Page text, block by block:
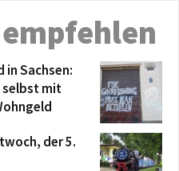
Sachsen:
selbst mit
der 5.